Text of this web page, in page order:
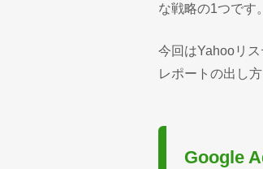
な戦略の1つです。
今回はYahooリ
レポートの出し
Google